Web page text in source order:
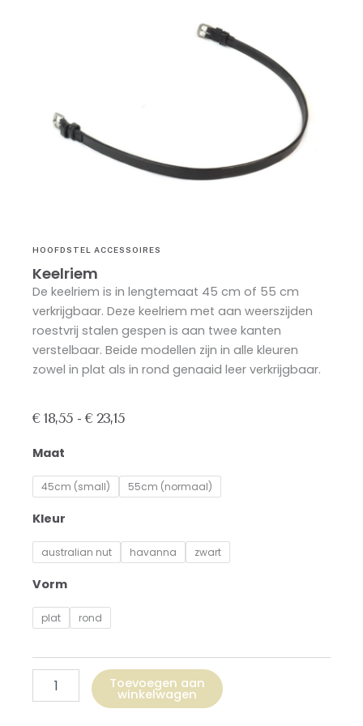
HOOFDSTEL ACCESSOIRES
Keelriem
De keelriem is in lengtemaat 45 cm of 55 cm
verkrijgbaar. Deze keelriem met aan weerszijden
roestvrij stalen gespen is aan twee kanten
verstelbaar. Beide modellen zijn in alle kleuren
zowel in plat als in rond genaaid leer verkrijgbaar.
€18,55 - €23,15Prijsklasse:
€ 23,15
Maat
45cm (small) 55cm (normaal)
Kleur
australian nut havanna zwart
Vorm
plat rond
aantal
Toevoegen aan
winkelwagen